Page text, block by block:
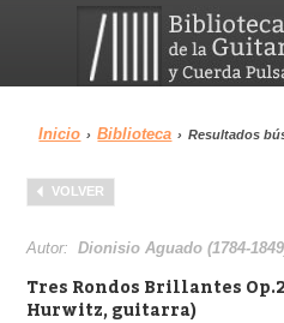
Menu
Biblioteca
Inicio › Biblioteca › Resultados
VOLVER
Autor:Dionisio Aguado (1784-
Tres Rondos Brillantes
Hurwitz, guitarra)